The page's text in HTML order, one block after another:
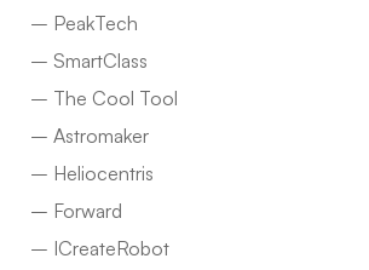
– PeakTech
– SmartClass
– The Cool Tool
– Astromaker
– Heliocentris
– Forward
– ICreateRobot